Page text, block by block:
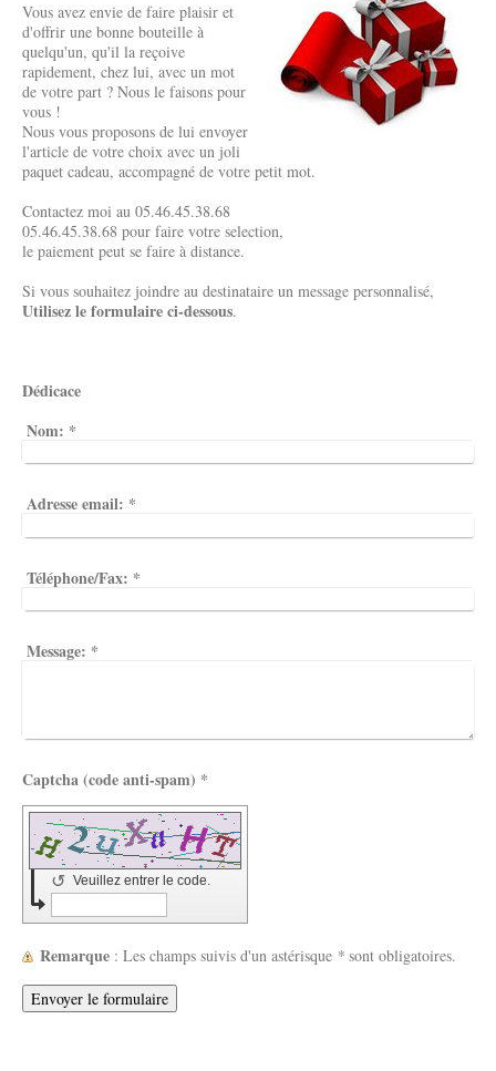
Vous avez envie de faire plaisir et
d'offrir une bonne bouteille à
quelqu'un, qu'il la reçoive
rapidement, chez lui, avec un mot
de votre part ? Nous le faisons pour
vous !
Nous vous proposons de lui envoyer
l'article de votre choix avec un joli
paquet cadeau, accompagné de votre petit mot.
Contactez moi au 05.46.45.38.68
05.46.45.38.68 pour faire votre selection,
le paiement peut se faire à distance.
Si vous souhaitez joindre au destinataire un message personnalisé,
Utilisez le formulaire ci-dessous.
Dédicace
Nom: *
Adresse email: *
Téléphone/Fax: *
Message: *
Captcha (code anti-spam) *
Veuillez entrer le code.
↺
Remarque : Les champs suivis d'un astérisque * sont obligatoires.